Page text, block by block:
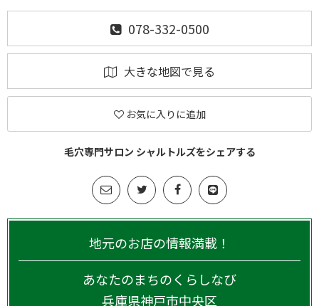
078-332-0500
大きな地図で見る
お気に入りに追加
毛穴専門サロン シャルトルズをシェアする
地元のお店の情報満載！
あなたのまちのくらしなび
兵庫県神戸市中央区